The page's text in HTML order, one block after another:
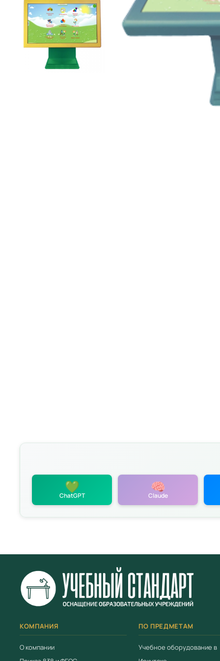
💚
ChatGPT
🧠
Claude
КОМПАНИЯ
О компании
ПО ПРЕДМЕТАМ
Учебное оборудование в